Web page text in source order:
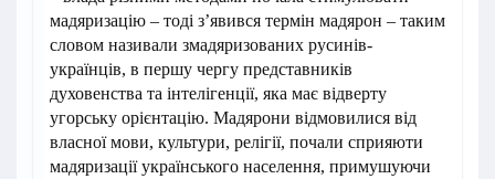
мадяризацію – тоді з’явився термін мадярон – таким
словом називали змадяризованих русинів-
українців, в першу чергу представників
духовенства та інтелігенції, яка має відверту
угорську орієнтацію. Мадярони відмовилися від
власної мови, культури, релігії, почали сприяюти
мадяризації українського населення, примушуючи